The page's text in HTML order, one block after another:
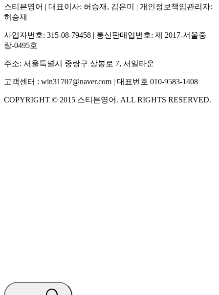
스티븐영어 | 대표이사: 허승재, 김은미
| 개인정보책임관리자:
허승재
사업자번호: 315-08-79458 | 통신판매업번호: 제 2017-서울중
랑-0495호
주소: 서울특별시 중랑구 상봉로 7, 서일타운
고객센터 : win31707@naver.com | 대표번호 010-9583-1408
COPYRIGHT © 2015 스티븐영어 . ALL RIGHTS RESERVED.